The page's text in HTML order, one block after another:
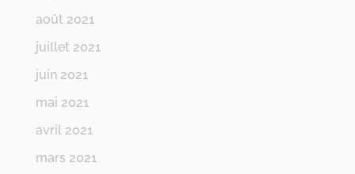
août 2021
juillet 2021
juin 2021
mai 2021
avril 2021
mars 2021